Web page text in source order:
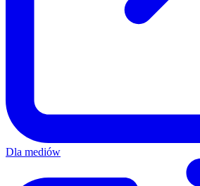
Dla mediów